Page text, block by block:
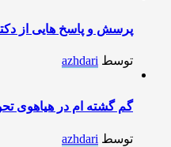
پرسش و پاسخ هایی از
توسط azhdari
گم گشته ام در هیاهوی
توسط azhdari